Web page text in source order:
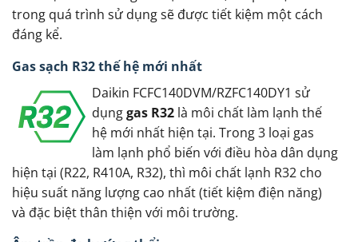
trong quá trình sử dụng sẽ được tiết kiệm một cách
đáng kể.
Gas sạch R32 thế hệ mới nhất
Daikin FCFC140DVM/RZFC140DY1 sử
dụnggas R32 là môi chất làm lạnh thế
hệ mới nhất hiện tại. Trong 3 loại gas
làm lạnh phổ biến với điều hòa dân dụng
hiện tại (R22, R410A, R32), thì môi chất lạnh R32 cho
hiệu suất năng lượng cao nhất (tiết kiệm điện năng)
và đặc biệt thân thiện với môi trường.